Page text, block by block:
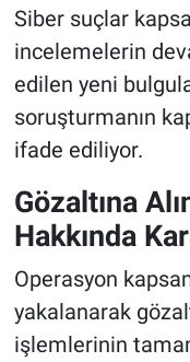
Siber suçlar
incelemelerin
edilen yeni
soruşturmanın
ifade ediliyor.
Gözaltına
Hakkında
Operasyon
yakalanarak
işlemlerinin